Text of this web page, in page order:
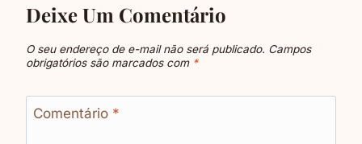
Deixe Um Comentário
O seu endereço de e-mail não será publicado. Campos
obrigatórios são marcados com *
Comentário *